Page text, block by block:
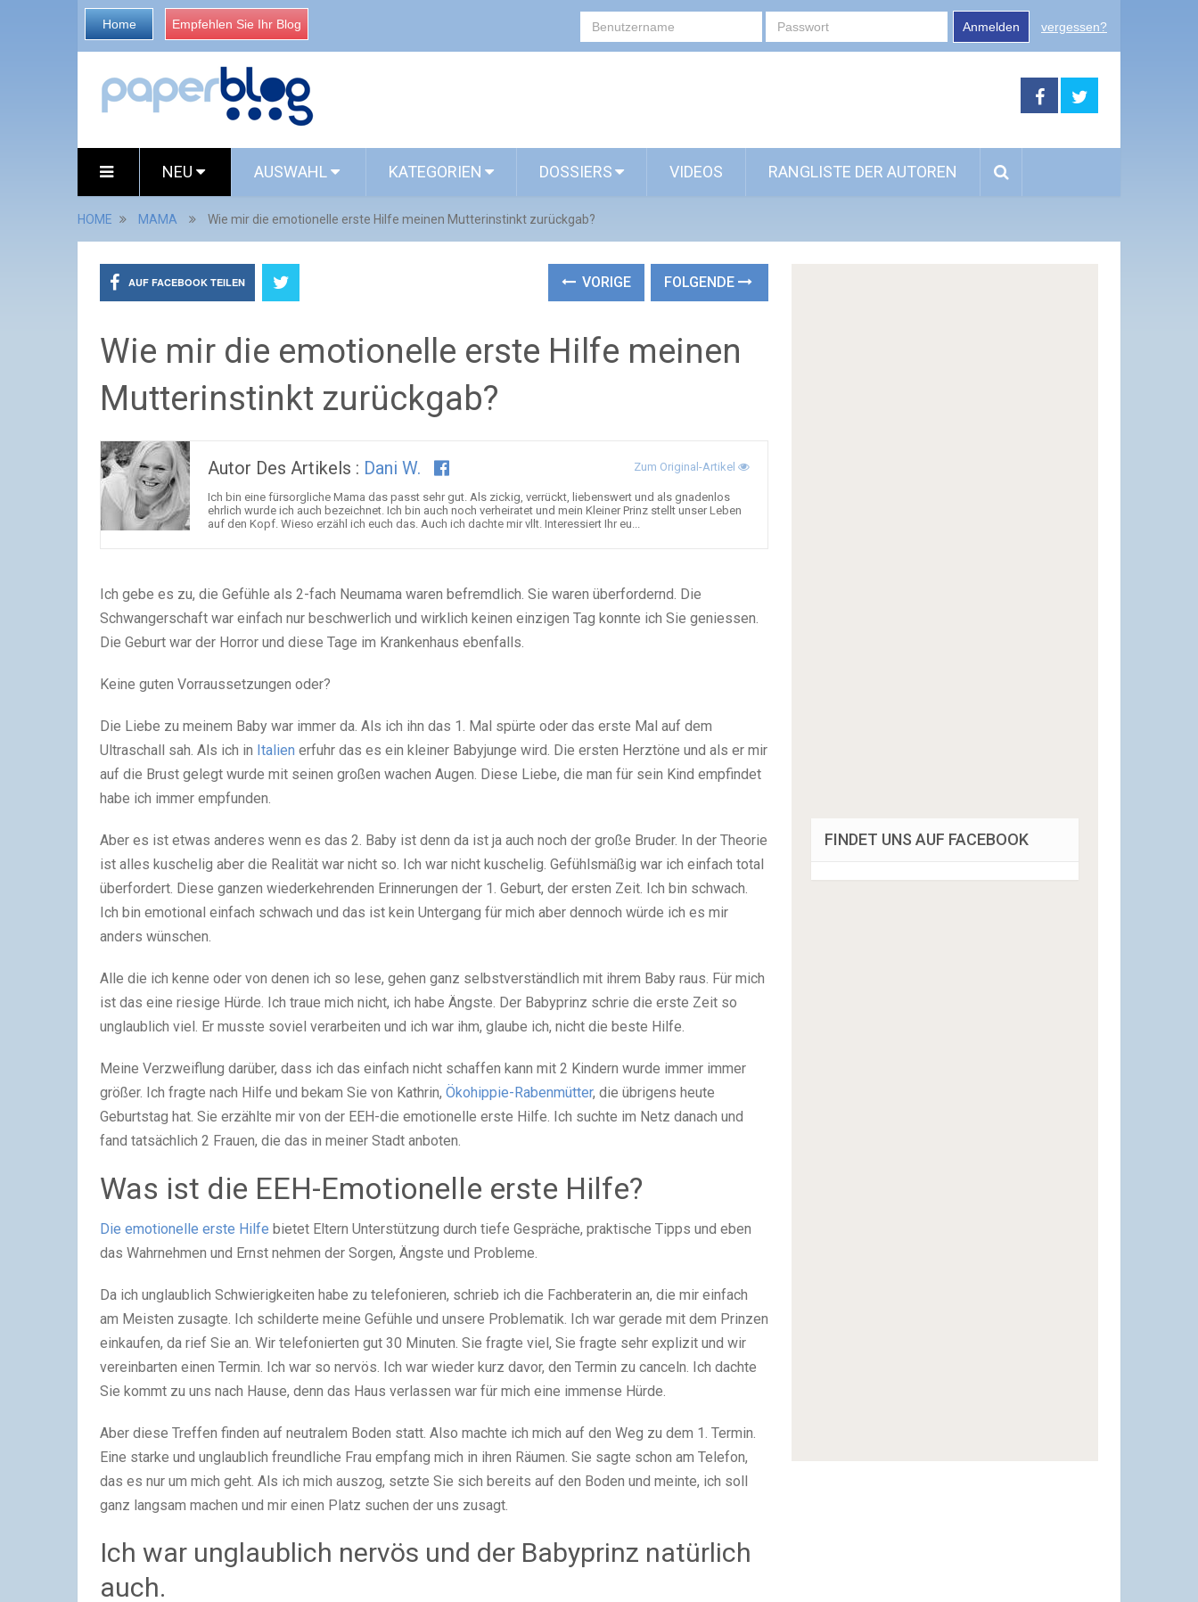
Home Empfehlen Sie Ihr Blog Anmelden vergessen?
NEU AUSWAHL KATEGORIEN DOSSIERS VIDEOS RANGLISTE DER AUTOREN
HOME MAMA Wie mir die emotionelle erste Hilfe meinen Mutterinstinkt zurückgab?
AUF FACEBOOK TEILEN VORIGE FOLGENDE
Wie mir die emotionelle erste Hilfe meinen
Mutterinstinkt zurückgab?
Autor Des Artikels : Dani W. Zum Original-Artikel
Ich bin eine fürsorgliche Mama das passt sehr gut. Als zickig, verrückt, liebenswert und als gnadenlos
ehrlich wurde ich auch bezeichnet. Ich bin auch noch verheiratet und mein Kleiner Prinz stellt unser Leben
auf den Kopf. Wieso erzähl ich euch das. Auch ich dachte mir vllt. Interessiert Ihr eu...
Ich gebe es zu, die Gefühle als 2-fach Neumama waren befremdlich. Sie waren überfordernd. Die
Schwangerschaft war einfach nur beschwerlich und wirklich keinen einzigen Tag konnte ich Sie geniessen.
Die Geburt war der Horror und diese Tage im Krankenhaus ebenfalls.
Keine guten Vorraussetzungen oder?
Die Liebe zu meinem Baby war immer da. Als ich ihn das 1. Mal spürte oder das erste Mal auf dem
Ultraschall sah. Als ich in Italien erfuhr das es ein kleiner Babyjunge wird. Die ersten Herztöne und als er mir
auf die Brust gelegt wurde mit seinen großen wachen Augen. Diese Liebe, die man für sein Kind empfindet
habe ich immer empfunden.
Aber es ist etwas anderes wenn es das 2. Baby ist denn da ist ja auch noch der große Bruder. In der Theorie
ist alles kuschelig aber die Realität war nicht so. Ich war nicht kuschelig. Gefühlsmäßig war ich einfach total
überfordert. Diese ganzen wiederkehrenden Erinnerungen der 1. Geburt, der ersten Zeit. Ich bin schwach.
Ich bin emotional einfach schwach und das ist kein Untergang für mich aber dennoch würde ich es mir
anders wünschen.
Alle die ich kenne oder von denen ich so lese, gehen ganz selbstverständlich mit ihrem Baby raus. Für mich
ist das eine riesige Hürde. Ich traue mich nicht, ich habe Ängste. Der Babyprinz schrie die erste Zeit so
unglaublich viel. Er musste soviel verarbeiten und ich war ihm, glaube ich, nicht die beste Hilfe.
Meine Verzweiflung darüber, dass ich das einfach nicht schaffen kann mit 2 Kindern wurde immer immer
größer. Ich fragte nach Hilfe und bekam Sie von Kathrin, Ökohippie-Rabenmütter, die übrigens heute
Geburtstag hat. Sie erzählte mir von der EEH-die emotionelle erste Hilfe. Ich suchte im Netz danach und
fand tatsächlich 2 Frauen, die das in meiner Stadt anboten.
Was ist die EEH-Emotionelle erste Hilfe?
Die emotionelle erste Hilfe bietet Eltern Unterstützung durch tiefe Gespräche, praktische Tipps und eben
das Wahrnehmen und Ernst nehmen der Sorgen, Ängste und Probleme.
Da ich unglaublich Schwierigkeiten habe zu telefonieren, schrieb ich die Fachberaterin an, die mir einfach
am Meisten zusagte. Ich schilderte meine Gefühle und unsere Problematik. Ich war gerade mit dem Prinzen
einkaufen, da rief Sie an. Wir telefonierten gut 30 Minuten. Sie fragte viel, Sie fragte sehr explizit und wir
vereinbarten einen Termin. Ich war so nervös. Ich war wieder kurz davor, den Termin zu canceln. Ich dachte
Sie kommt zu uns nach Hause, denn das Haus verlassen war für mich eine immense Hürde.
Aber diese Treffen finden auf neutralem Boden statt. Also machte ich mich auf den Weg zu dem 1. Termin.
Eine starke und unglaublich freundliche Frau empfang mich in ihren Räumen. Sie sagte schon am Telefon,
das es nur um mich geht. Als ich mich auszog, setzte Sie sich bereits auf den Boden und meinte, ich soll
ganz langsam machen und mir einen Platz suchen der uns zusagt.
Ich war unglaublich nervös und der Babyprinz natürlich
auch.
FINDET UNS AUF FACEBOOK